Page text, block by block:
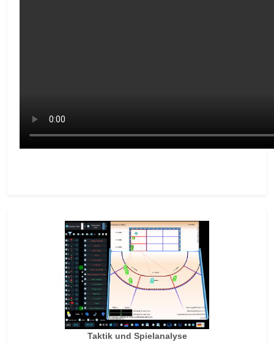
Taktik und Spielanalyse